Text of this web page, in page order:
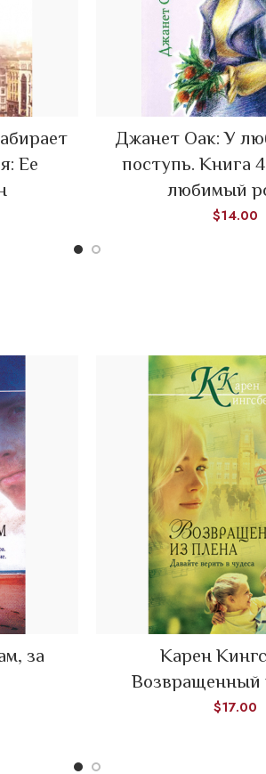
Ее
READ
Джанет Оак: У
поступь. Книга
любимый
$14.00
за
ADD TO
Карен
Возвращенный
$17.00